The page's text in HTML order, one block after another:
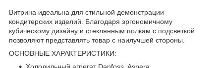
Витрина идеальна для стильной демонстрации
кондитерских изделий. Благодаря эргономичному
кубическому дизайну и стеклянным полкам с подсветкой
позволяют представлять товар с наилучшей стороны.
ОСНОВНЫЕ ХАРАКТЕРИСТИКИ:
Холодильный агрегат Danfoss, Aspera